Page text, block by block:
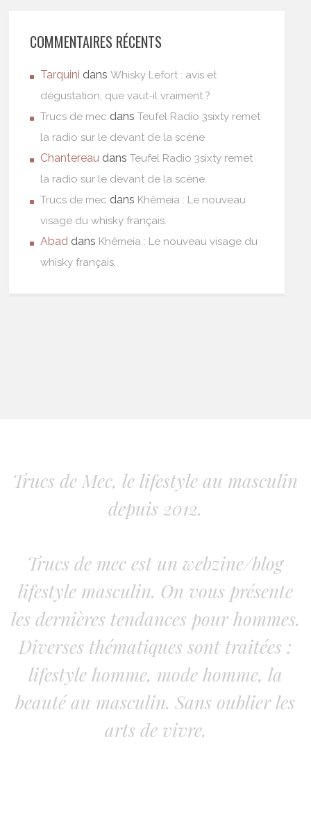
COMMENTAIRES RÉCENTS
Tarquini dansWhisky Lefort : avis et
dégustation, que vaut-il vraiment ?
Trucs de mec dansTeufel Radio 3sixty remet
la radio sur le devant de la scène
Chantereau dansTeufel Radio 3sixty remet
la radio sur le devant de la scène
Trucs de mec dans Khêmeia : Le nouveau
visage du whisky français.
Abad dans Khêmeia : Le nouveau visage du
whisky français.
Trucs de Mec, le lifestyle au masculin
depuis 2012.
Trucs de mec est un webzine/blog
lifestyle masculin. On vous présente
les dernières tendances pour hommes.
Diverses thématiques sont traitées :
lifestyle homme, mode homme, la
beauté au masculin. Sans oublier les
arts de vivre.